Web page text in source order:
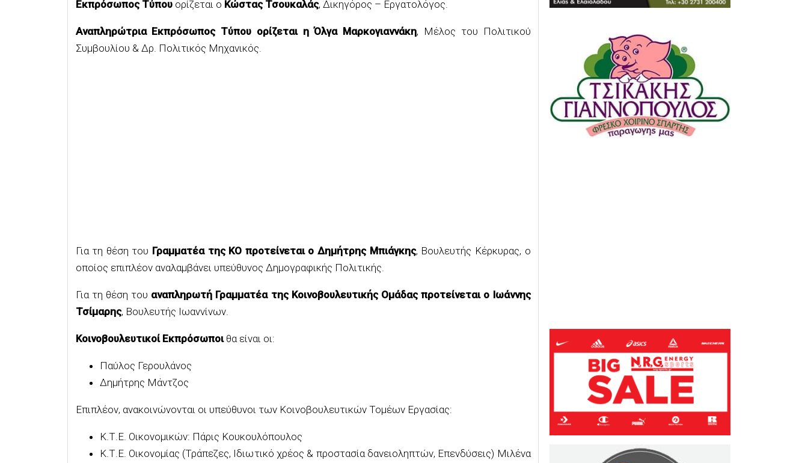
Εκπρόσωπος Τύπουορίζεται ο Κώστας Τσουκαλάς, Δικηγόρος – Εργατολόγος.
Αναπληρώτρια Εκπρόσωπος Τύπου ορίζεται η Όλγα Μαρκογιαννάκη, Μέλος του Πολιτικού
Συμβουλίου & Δρ. Πολιτικός Μηχανικός.
Για τη θέση του Γραμματέα της ΚΟ προτείνεται ο Δημήτρης Μπιάγκης, Βουλευτής Κέρκυρας, ο
οποίος επιπλέον αναλαμβάνει υπεύθυνος Δημογραφικής Πολιτικής.
Για τη θέση του αναπληρωτή Γραμματέα της Κοινοβουλευτικής Ομάδας προτείνεται ο Ιωάννης
Τσίμαρης, Βουλευτής Ιωαννίνων.
Κοινοβουλευτικοί Εκπρόσωποιθα είναι οι:
Παύλος Γερουλάνος
Δημήτρης Μάντζος
Επιπλέον, ανακοινώνονται οι υπεύθυνοι των Κοινοβουλευτικών Τομέων Εργασίας:
Κ.Τ.Ε. Οικονομικών: Πάρις Κουκουλόπουλος
Κ.Τ.Ε. Οικονομίας (Τράπεζες, Ιδιωτικό χρέος & προστασία δανειοληπτών, Επενδύσεις) Μιλένα